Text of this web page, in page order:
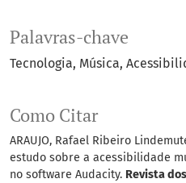
Palavras-chave
Tecnologia Música
Como Citar
ARAUJO, Rafael Ribeiro
estudo sobre a acessibilidade
no software Audacity. Revista